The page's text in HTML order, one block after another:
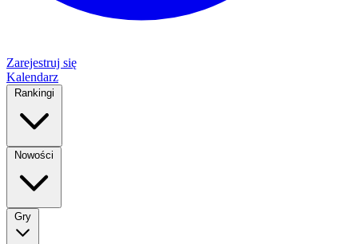
Zarejestruj się
Kalendarz
Rankingi
Nowości
Gry